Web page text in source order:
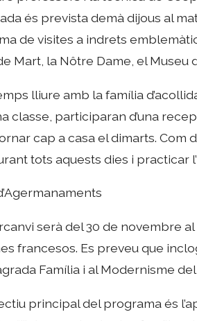
és prevista demà dijous al
de visites a indrets
Mart, la Nôtre Dame, el
lliure amb la família
classe, participaran d’una
cap a casa el dimarts. Com
tots aquests dies i practicar
serà del 30 de novembre
francesos. Es preveu que
Família i al Modernisme
principal del programa és